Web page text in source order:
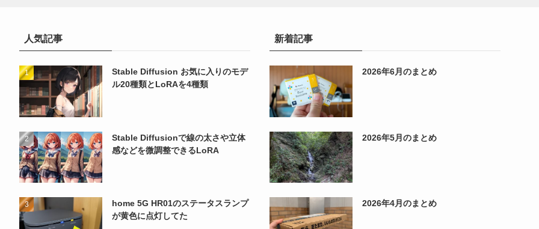
人気記事
Stable Diffusion お気に入りのモデ
ル20種類とLoRAを4種類
Stable Diffusionで線の太さや立体
感などを微調整できるLoRA
home 5G HR01のステータスランプ
が黄色に点灯してた
新着記事
2026年6月のまとめ
2026年5月のまとめ
2026年4月のまとめ